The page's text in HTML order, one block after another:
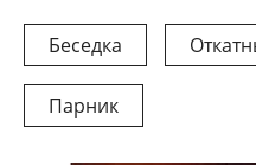
Беседка
Парник